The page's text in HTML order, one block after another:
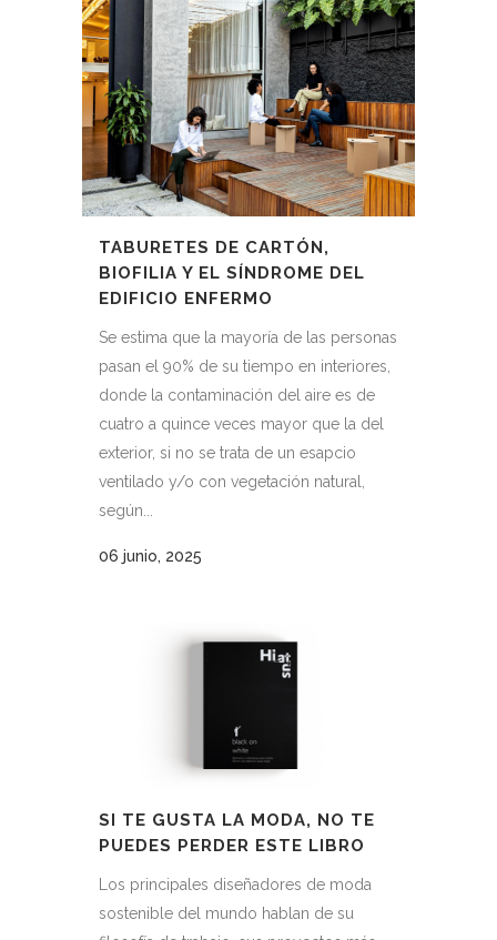
TABURETES DE CARTÓN,
BIOFILIA Y EL SÍNDROME DEL
EDIFICIO ENFERMO
Se estima que la mayoría de las personas
pasan el 90% de su tiempo en interiores,
donde la contaminación del aire es de
cuatro a quince veces mayor que la del
exterior, si no se trata de un esapcio
ventilado y/o con vegetación natural,
según...
06 junio, 2025
SI TE GUSTA LA MODA, NO TE
PUEDES PERDER ESTE LIBRO
Los principales diseñadores de moda
sostenible del mundo hablan de su